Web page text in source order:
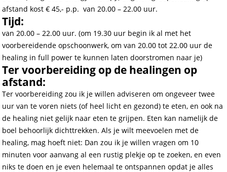
afstand kost € 45,- p.p. van 20.00 – 22.00 uur.
Tijd:
van 20.00 – 22.00 uur. (om 19.30 uur begin ik al met het
voorbereidende opschoonwerk, om van 20.00 tot 22.00 uur de
healing in full power te kunnen laten doorstromen naar je)
Ter voorbereiding op de healingen op
afstand:
Ter voorbereiding zou ik je willen adviseren om ongeveer twee
uur van te voren niets (of heel licht en gezond) te eten, en ook na
de healing niet gelijk naar eten te grijpen. Eten kan namelijk de
boel behoorlijk dichttrekken. Als je wilt meevoelen met de
healing, mag hoeft niet: Dan zou ik je willen vragen om 10
minuten voor aanvang al een rustig plekje op te zoeken, en even
niks te doen en je even helemaal te ontspannen opdat je alles